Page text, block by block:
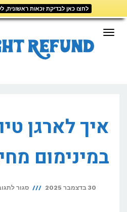
לחצו כאן לבדיקת זכאות ראשונית,
לתוכן
תפריט
איך לארגן
במינימום
30 בדצמבר 2025 סגור